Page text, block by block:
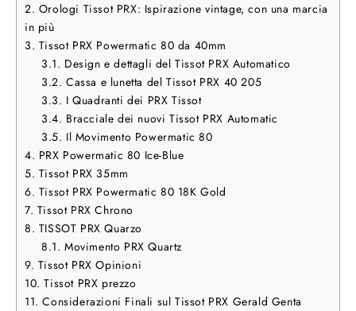
2. Orologi Tissot PRX: Ispirazione vintage, con una marcia
in più
3. Tissot PRX Powermatic 80 da 40mm
3.1. Design e dettagli del Tissot PRX Automatico
3.2. Cassa e lunetta del Tissot PRX 40 205
3.3. I Quadranti dei PRX Tissot
3.4. Bracciale dei nuovi Tissot PRX Automatic
3.5. Il Movimento Powermatic 80
4. PRX Powermatic 80 Ice-Blue
5. Tissot PRX 35mm
6. Tissot PRX Powermatic 80 18K Gold
7. Tissot PRX Chrono
8. TISSOT PRX Quarzo
8.1. Movimento PRX Quartz
9. Tissot PRX Opinioni
10. Tissot PRX prezzo
11. Considerazioni Finali sul Tissot PRX Gerald Genta